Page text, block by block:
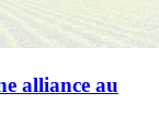
alliance au